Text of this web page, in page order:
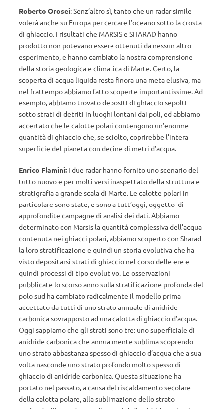
Roberto Orosei: Senz’altro sì, tanto che un radar simile
volerà anche su Europa per cercare l’oceano sotto la crosta
di ghiaccio. I risultati che MARSIS e SHARAD hanno
prodotto non potevano essere ottenuti da nessun altro
esperimento, e hanno cambiato la nostra comprensione
della storia geologica e climatica di Marte. Certo, la
scoperta di acqua liquida resta finora una meta elusiva, ma
nel frattempo abbiamo fatto scoperte importantissime. Ad
esempio, abbiamo trovato depositi di ghiaccio sepolti
sotto strati di detriti in luoghi lontani dai poli, ed abbiamo
accertato che le calotte polari contengono un’enorme
quantità di ghiaccio che, se sciolto, coprirebbe l’intera
superficie del pianeta con decine di metri d’acqua.
Enrico Flamini: I due radar hanno fornito uno scenario del
tutto nuovo e per molti versi inaspettato della struttura e
stratigrafia a grande scala di Marte. Le calotte polari in
particolare sono state, e sono a tutt’oggi, oggetto di
approfondite campagne di analisi dei dati. Abbiamo
determinato con Marsis la quantità complessiva dell’acqua
contenuta nei ghiacci polari, abbiamo scoperto con Sharad
la loro stratificazione e quindi un storia evolutiva che ha
visto depositarsi strati di ghiaccio nel corso delle ere e
quindi processi di tipo evolutivo. Le osservazioni
pubblicate lo scorso anno sulla stratificazione profonda del
polo sud ha cambiato radicalmente il modello prima
accettato da tutti di uno strato annuale di anidride
carbonica sovrapposto ad una calotta di ghiaccio d’acqua.
Oggi sappiamo che gli strati sono tre: uno superficiale di
anidride carbonica che annualmente sublima scoprendo
uno strato abbastanza spesso di ghiaccio d’acqua che a sua
volta nasconde uno strato profondo molto spesso di
ghiaccio di anidride carbonica. Questa situazione ha
portato nel passato, a causa del riscaldamento secolare
della calotta polare, alla sublimazione dello strato